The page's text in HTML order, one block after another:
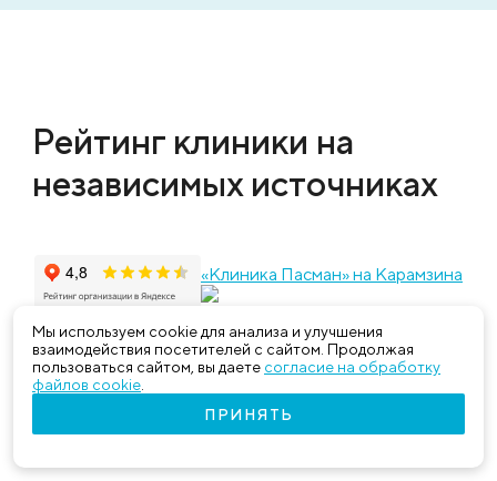
Мы используем cookie для анализа и улучшения
взаимодействия посетителей с сайтом. Продолжая
пользоваться сайтом, вы даете согласие на обработку
файлов cookie
ПРИНЯТЬ
Рейтинг клиники на
независимых источниках
«Клиника Пасман» на Карамзина
Наши достижения